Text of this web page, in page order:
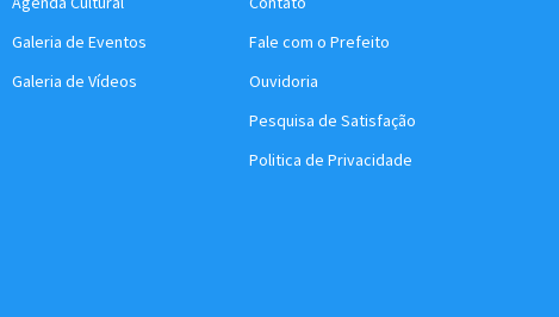
Galeria de Eventos
Galeria de Vídeos
Fale com o Prefeito
Ouvidoria
Pesquisa de Satisfação
Politica de Privacidade